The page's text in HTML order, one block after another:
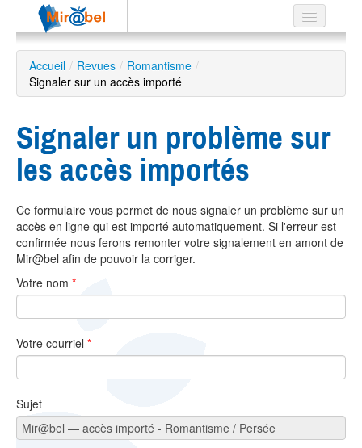
Le réseau
Soutien
avancée
EN
ES
?
Accueil / Revues / Romantisme /
Signaler sur un accès importé
Signaler un problème sur
les accès importés
Ce formulaire vous permet de nous signaler un problème sur un
accès en ligne qui est importé automatiquement. Si l'erreur est
confirmée nous ferons remonter votre signalement en amont de
Mir@bel afin de pouvoir la corriger.
Votre nom *
Votre courriel *
Sujet